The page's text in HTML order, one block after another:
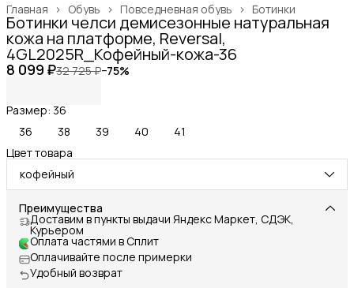
Ботинки
Повседневная обувь ›
Обувь ›
Главная ›
Ботинки челси демисезонные натуральная
кожа на платформе, Reversal,
4GL2025R_Кофейный-кожа-36
8 099 ₽32 725 ₽−75%
Размер: 36
36
38 39 40
41
Цвет товара
кофейный
Преимущества
Доставим в пункты выдачи Яндекс Маркет, СДЭК,
Курьером
Оплата частями в Сплит
Оплачивайте после примерки
Удобный возврат